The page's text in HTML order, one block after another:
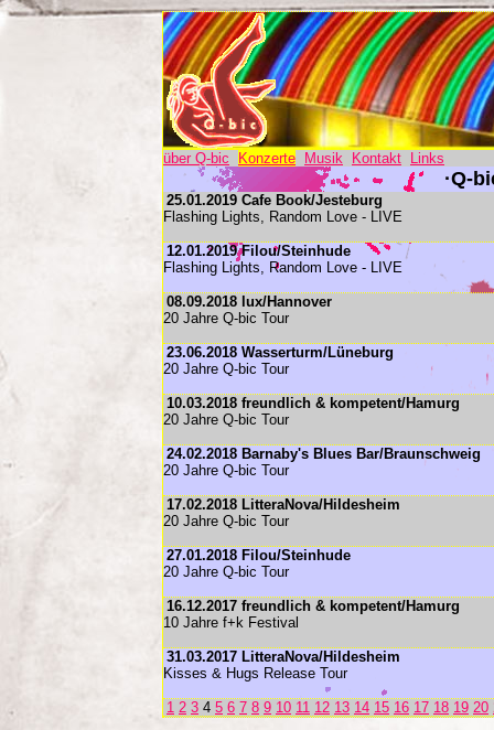
über Q-bic Konzerte Musik Kontakt Links
·Q-
25.01.2019 Cafe Book/Jesteburg
Flashing Lights, Random Love - LIVE
12.01.2019 Filou/Steinhude
Flashing Lights, Random Love - LIVE
08.09.2018 lux/Hannover
20 Jahre Q-bic Tour
23.06.2018 Wasserturm/Lüneburg
20 Jahre Q-bic Tour
10.03.2018 freundlich & kompetent/Hamurg
20 Jahre Q-bic Tour
24.02.2018 Barnaby's Blues Bar/Braunschweig
20 Jahre Q-bic Tour
17.02.2018 LitteraNova/Hildesheim
20 Jahre Q-bic Tour
27.01.2018 Filou/Steinhude
20 Jahre Q-bic Tour
16.12.2017 freundlich & kompetent/Hamurg
10 Jahre f+k Festival
31.03.2017 LitteraNova/Hildesheim
Kisses & Hugs Release Tour
1 2 3 4 5 6 7 8 9 10 11 12 13 14 15 16 17 18 19 20